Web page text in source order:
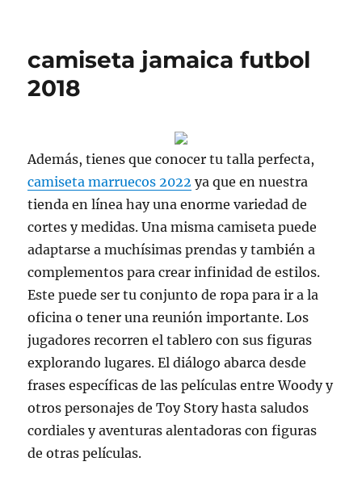
camiseta jamaica futbol
2018
Además, tienes que conocer tu talla perfecta,
camiseta marruecos 2022 ya que en nuestra
tienda en línea hay una enorme variedad de
cortes y medidas. Una misma camiseta puede
adaptarse a muchísimas prendas y también a
complementos para crear infinidad de estilos.
Este puede ser tu conjunto de ropa para ir a la
oficina o tener una reunión importante. Los
jugadores recorren el tablero con sus figuras
explorando lugares. El diálogo abarca desde
frases específicas de las películas entre Woody y
otros personajes de Toy Story hasta saludos
cordiales y aventuras alentadoras con figuras
de otras películas.